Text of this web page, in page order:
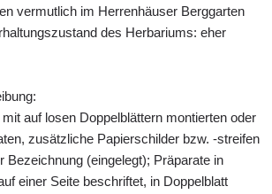
vermutlich im Herrenhäuser Berggarten
des Herbariums: eher
auf losen Doppelblättern montierten oder
zusätzliche Papierschilder bzw. -streifen
Bezeichnung (eingelegt); Präparate in
einer Seite beschriftet, in Doppelblatt